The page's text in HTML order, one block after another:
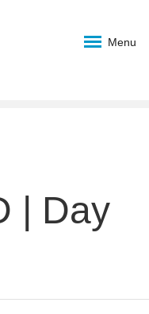
Menu
| Day